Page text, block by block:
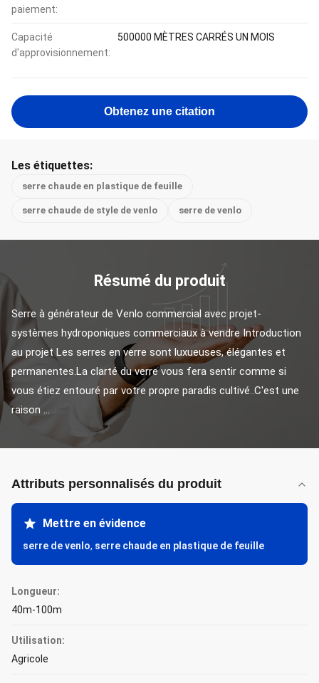
paiement:
Capacité
d'approvisionnement:
500000 MÈTRES CARRÉS UN MOIS
Obtenez une citation
Les étiquettes:
serre chaude en plastique de feuille
serre chaude de style de venlo serre de venlo
Résumé du produit
Serre à générateur de Venlo commercial avec projet-
systèmes hydroponiques commerciaux à vendre Introduction
au projet Les serres en verre sont luxueuses, élégantes et
permanentes.La clarté du verre vous fera sentir comme si
vous étiez entouré par votre propre paradis cultivé..C'est une
raison ...
Attributs personnalisés du produit
Mettre en évidence
serre de venlo, serre chaude en plastique de feuille
Longueur:
40m-100m
Utilisation:
Agricole